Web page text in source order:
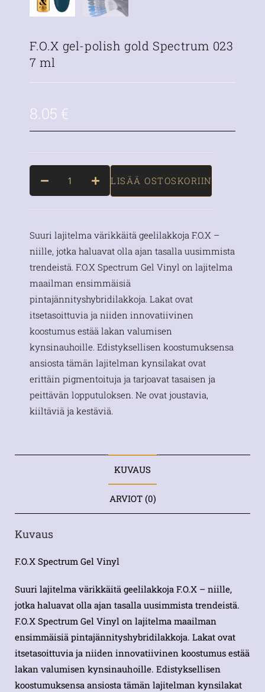
F.O.X gel-polish gold Spectrum 023
7 ml
8.05 €
LISÄÄ OSTOSKORIIN
Suuri lajitelma värikkäitä geelilakkoja F.O.X –
niille, jotka haluavat olla ajan tasalla uusimmista
trendeistä. F.O.X Spectrum Gel Vinyl on lajitelma
maailman ensimmäisiä
pintajännityshybridilakkoja. Lakat ovat
itsetasoittuvia ja niiden innovatiivinen
koostumus estää lakan valumisen
kynsinauhoille. Edistyksellisen koostumuksensa
ansiosta tämän lajitelman kynsilakat ovat
erittäin pigmentoituja ja tarjoavat tasaisen ja
peittävän lopputuloksen. Ne ovat joustavia,
kiiltäviä ja kestäviä.
KUVAUS
ARVIOT (0)
Kuvaus
F.O.X Spectrum Gel Vinyl
Suuri lajitelma värikkäitä geelilakkoja F.O.X – niille,
jotka haluavat olla ajan tasalla uusimmista trendeistä.
F.O.X Spectrum Gel Vinyl on lajitelma maailman
ensimmäisiä pintajännityshybridilakkoja. Lakat ovat
itsetasoittuvia ja niiden innovatiivinen koostumus estää
lakan valumisen kynsinauhoille. Edistyksellisen
koostumuksensa ansiosta tämän lajitelman kynsilakat